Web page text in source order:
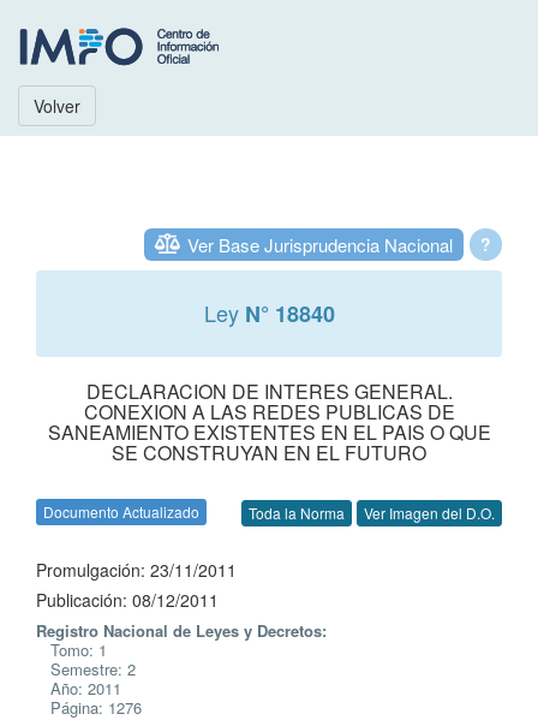
Volver
?
Ver Base Jurisprudencia Nacional
Ley N° 18840
DECLARACION DE INTERES GENERAL.
CONEXION A LAS REDES PUBLICAS DE
SANEAMIENTO EXISTENTES EN EL PAIS O QUE
SE CONSTRUYAN EN EL FUTURO
Documento Actualizado Toda la Norma Ver Imagen del D.O.
Promulgación: 23/11/2011
Publicación: 08/12/2011
Registro Nacional de Leyes y Decretos:
Tomo: 1
Semestre: 2
Año: 2011
Página: 1276